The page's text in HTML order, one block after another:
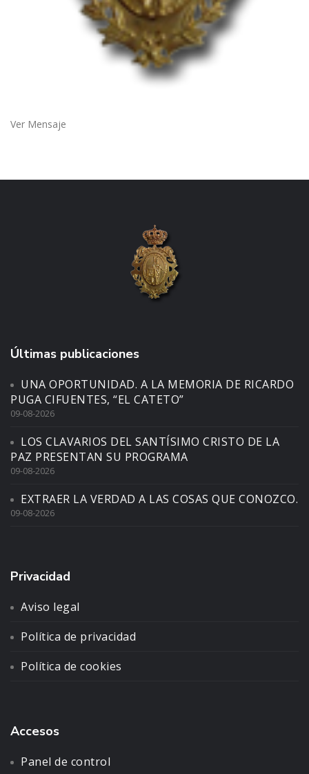
Ver Mensaje
Últimas publicaciones
UNA OPORTUNIDAD. A LA MEMORIA DE RICARDO
PUGA CIFUENTES, “EL CATETO”
09-08-2026
LOS CLAVARIOS DEL SANTÍSIMO CRISTO DE LA
PAZ PRESENTAN SU PROGRAMA
09-08-2026
EXTRAER LA VERDAD A LAS COSAS QUE CONOZCO.
09-08-2026
Privacidad
Aviso legal
Política de privacidad
Política de cookies
Accesos
Panel de control